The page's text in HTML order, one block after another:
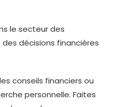
le secteur des
décisions financières
conseils financiers ou
personnelle. Faites